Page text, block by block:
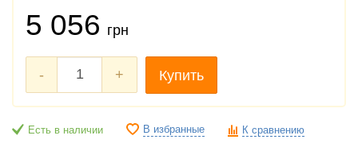
5 056 грн
- + Купить
Есть в наличии В избранные К сравнению